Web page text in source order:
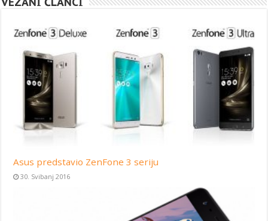
Asus predstavio ZenFone 3 seriju
30. Svibanj 2016